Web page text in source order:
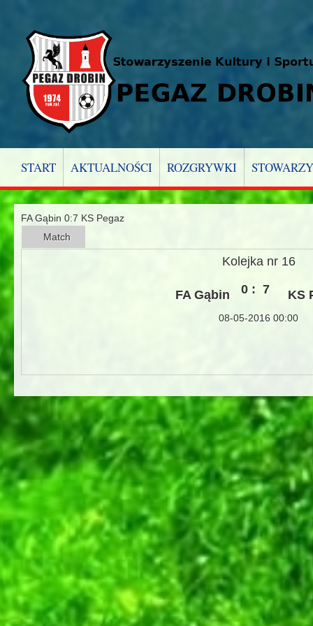
START AKTUALNOŚCI ROZGRYWKI
FA Gąbin 0:7 KS Pegaz
Match
Kolejka nr 16
FA Gąbin 0 : 7 KS
08-05-2016 00:00